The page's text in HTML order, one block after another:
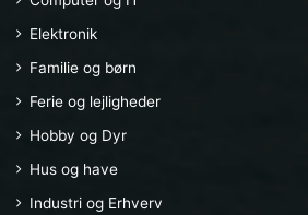
Elektronik
Familie og børn
Ferie og lejligheder
Hobby og Dyr
Hus og have
Industri og Erhverv